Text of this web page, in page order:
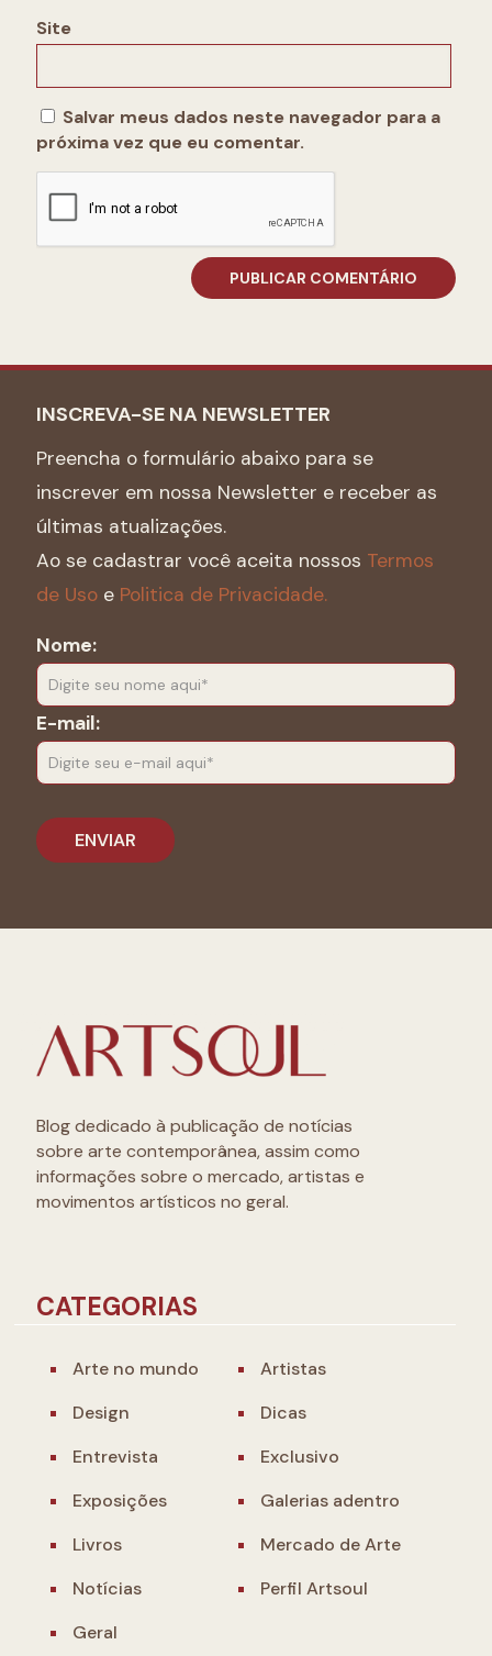
Site
Salvar meus dados neste navegador para a
próxima vez que eu comentar.
INSCREVA-SE NA NEWSLETTER
Preencha o formulário abaixo para se
inscrever em nossa Newsletter e receber as
últimas atualizações.
Ao se cadastrar você aceita nossos Termos
de Uso e Politica de Privacidade.
Nome:
E-mail:
Blog dedicado à publicação de notícias
sobre arte contemporânea, assim como
informações sobre o mercado, artistas e
movimentos artísticos no geral.
CATEGORIAS
Arte no mundo
Artistas
Design
Dicas
Entrevista
Exclusivo
Exposições
Galerias adentro
Livros
Mercado de Arte
Notícias
Perfil Artsoul
Geral